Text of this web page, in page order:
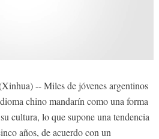
-- Miles de jóvenes argentinos
chino mandarín como una forma
cultura, lo que supone una tendencia
años, de acuerdo con un